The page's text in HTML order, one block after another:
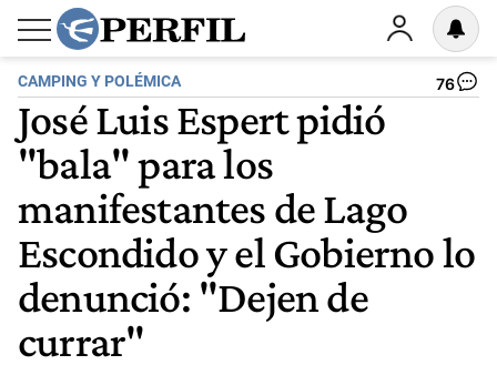
CAMPING Y POLÉMICA 76
José Luis Espert pidió
"bala" para los
manifestantes de Lago
Escondido y el Gobierno lo
denunció: "Dejen de
currar"